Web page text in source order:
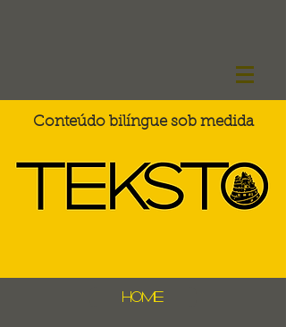
Conteúdo bilíngue sob medida
Home